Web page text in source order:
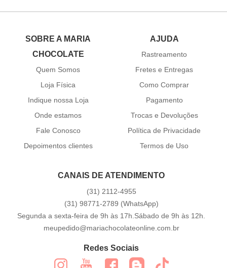
SOBRE A MARIA
CHOCOLATE
Quem Somos
Loja Física
Indique nossa Loja
Onde estamos
Fale Conosco
Depoimentos clientes
AJUDA
Rastreamento
Fretes e Entregas
Como Comprar
Pagamento
Trocas e Devoluções
Política de Privacidade
Termos de Uso
CANAIS DE ATENDIMENTO
(31) 2112-4955
(31) 98771-2789 (WhatsApp)
Segunda a sexta-feira de 9h às 17h.Sábado de 9h às 12h.
meupedido@mariachocolateonline.com.br
Redes Sociais